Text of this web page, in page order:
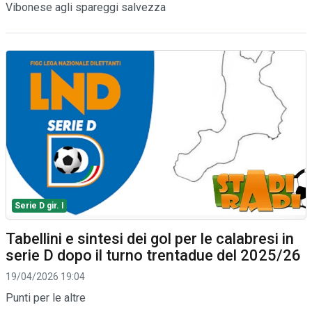
Vibonese agli spareggi salvezza
Serie D gir. I
Tabellini e sintesi dei gol per le calabresi in
serie D dopo il turno trentadue del 2025/26
19/04/2026 19:04
Punti per le altre